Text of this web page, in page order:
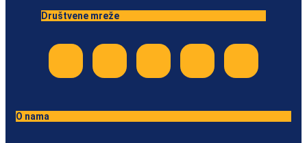
Društvene mreže
O nama